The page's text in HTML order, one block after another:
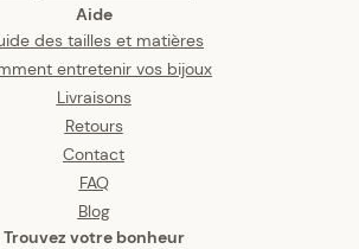
Aide
des tailles et matières
entretenir vos bijoux
Livraisons
Retours
Contact
FAQ
Blog
Trouvez votre bonheur